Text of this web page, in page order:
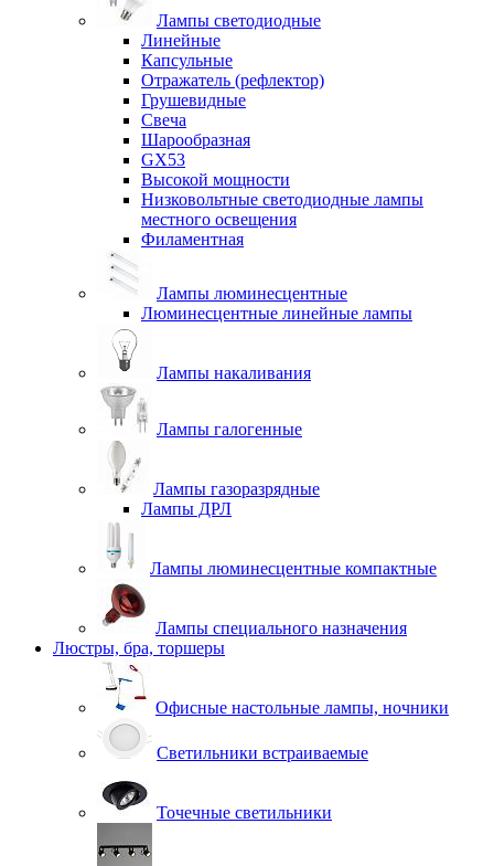
Лампы светодиодные
Линейные
Капсульные
Отражатель (рефлектор)
Грушевидные
Свеча
Шарообразная
GX53
Высокой мощности
Низковольтные светодиодные лампы
местного освещения
Филаментная
Лампы люминесцентные
Люминесцентные линейные лампы
Лампы накаливания
Лампы галогенные
Лампы газоразрядные
Лампы ДРЛ
Лампы люминесцентные компактные
Лампы специального назначения
Люстры, бра, торшеры
Офисные настольные лампы, ночники
Светильники встраиваемые
Точечные светильники